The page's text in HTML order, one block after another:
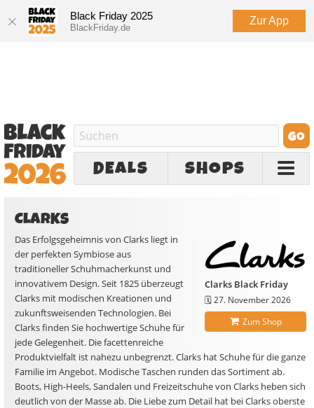
Black Friday 2025
BlackFriday.de
Zur App
DEALS SHOPS
CLARKS
Clarks Black Friday
🗓️27. November 2026
Zum Shop
Das Erfolgsgeheimnis von Clarks liegt in
der perfekten Symbiose aus
traditioneller Schuhmacherkunst und
innovativem Design. Seit 1825 überzeugt
Clarks mit modischen Kreationen und
zukunftsweisenden Technologien. Bei
Clarks finden Sie hochwertige Schuhe für
jede Gelegenheit. Die facettenreiche
Produktvielfalt ist nahezu unbegrenzt. Clarks hat Schuhe für die ganze
Familie im Angebot. Modische Taschen runden das Sortiment ab.
Boots, High-Heels, Sandalen und Freizeitschuhe von Clarks heben sich
deutlich von der Masse ab. Die Liebe zum Detail hat bei Clarks oberste